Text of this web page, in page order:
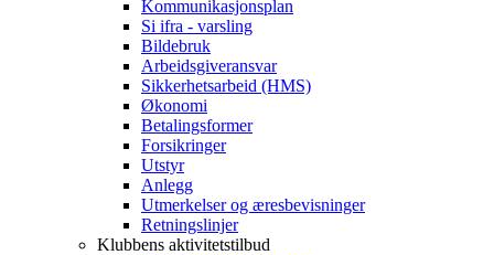
Kommunikasjonsplan
Si ifra - varsling
Bildebruk
Arbeidsgiveransvar
Sikkerhetsarbeid (HMS)
Økonomi
Betalingsformer
Forsikringer
Utstyr
Anlegg
Utmerkelser og æresbevisninger
Retningslinjer
Klubbens aktivitetstilbud